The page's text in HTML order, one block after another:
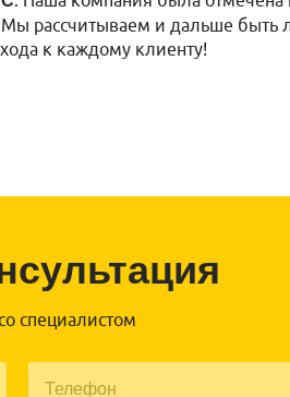
рассчитываем и дальше быть
к каждому клиенту!
специалистом